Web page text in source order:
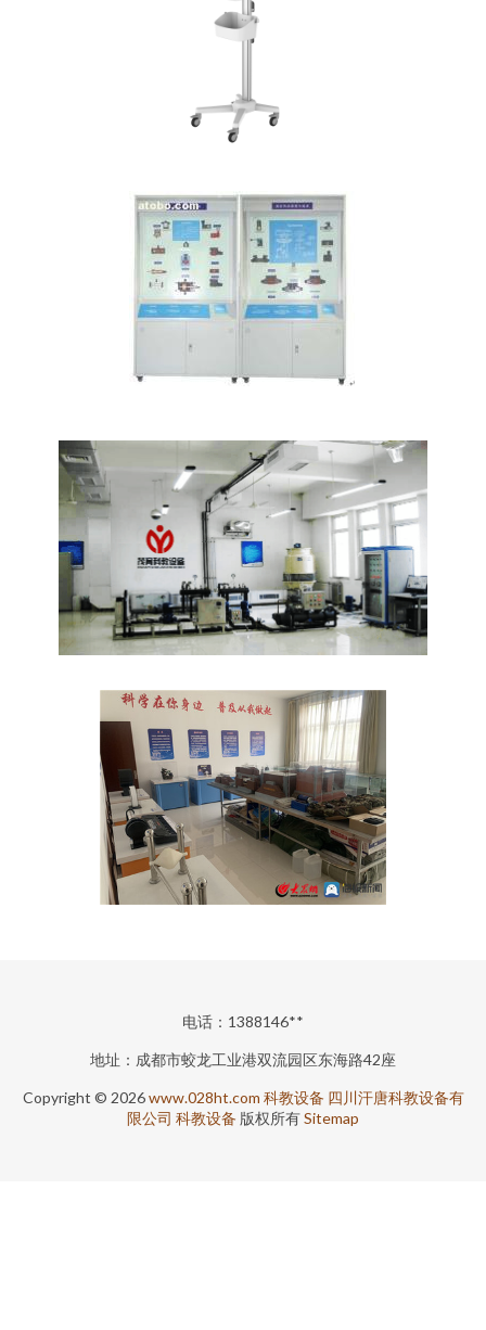
电话：1388146**
地址：成都市蛟龙工业港双流园区东海路42座
Copyright © 2026www.028ht.com 科教设备 四川汗唐科教设备有
限公司 科教设备 版权所有Sitemap